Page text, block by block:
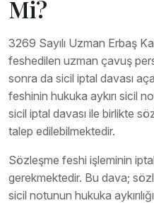
Mi?
3269 Sayılı Uzman Erbaş
feshedilen uzman çavuş
sonra da sicil iptal davası
feshinin hukuka aykırı sicil
sicil iptal davası ile birlikte
talep edilebilmektedir.
Sözleşme feshi işleminin
gerekmektedir. Bu dava;
sicil notunun hukuka